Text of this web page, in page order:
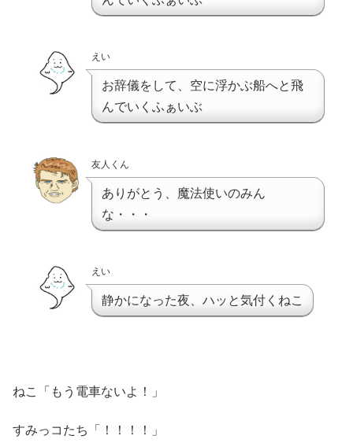
えい
お辞儀をして、空に浮かぶ船へと飛
んでいくふぁいぶ
友人くん
ありがとう、魔法使いのみん
な・・・
えい
静かになった夜、ハッと気付くねこ
ねこ「もう電車ないよ！」
すみっコたち「！！！！」